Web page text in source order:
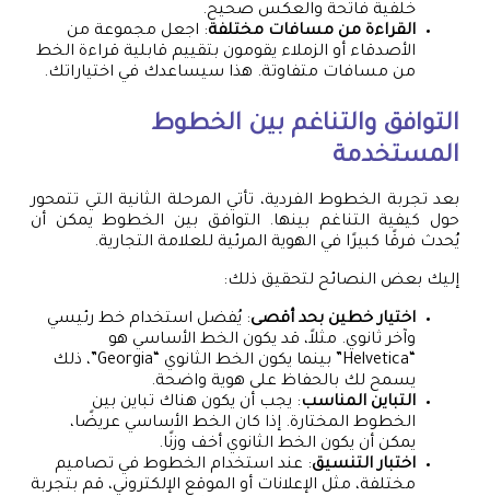
خلفية فاتحة والعكس صحيح.
القراءة من مسافات مختلفة: اجعل مجموعة من
الأصدقاء أو الزملاء يقومون بتقييم قابلية قراءة الخط
من مسافات متفاوتة. هذا سيساعدك في اختياراتك.
التوافق والتناغم بين الخطوط
المستخدمة
بعد تجربة الخطوط الفردية، تأتي المرحلة الثانية التي تتمحور
حول كيفية التناغم بينها. التوافق بين الخطوط يمكن أن
يُحدث فرقًا كبيرًا في الهوية المرئية للعلامة التجارية.
إليك بعض النصائح لتحقيق ذلك:
اختيار خطين بحد أقصى: يُفضل استخدام خط رئيسي
وآخر ثانوي. مثلاً، قد يكون الخط الأساسي هو
“Helvetica” بينما يكون الخط الثانوي “Georgia”، ذلك
يسمح لك بالحفاظ على هوية واضحة.
التباين المناسب: يجب أن يكون هناك تباين بين
الخطوط المختارة. إذا كان الخط الأساسي عريضًا،
يمكن أن يكون الخط الثانوي أخف وزنًا.
اختبار التنسيق: عند استخدام الخطوط في تصاميم
مختلفة، مثل الإعلانات أو الموقع الإلكتروني، قم بتجربة